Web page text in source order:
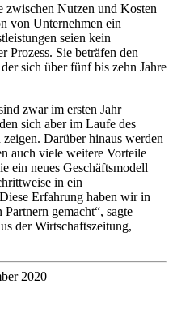
zwischen Nutzen und Kosten
von Unternehmen ein
seien kein
Prozess. Sie beträfen den
sich über fünf bis zehn Jahre
zwar im ersten Jahr
sich aber im Laufe des
Darüber hinaus werden
auch viele weitere Vorteile
ein neues Geschäftsmodell
in ein
Erfahrung haben wir in
gemacht“, sagte
der Wirtschaftszeitung,
2020